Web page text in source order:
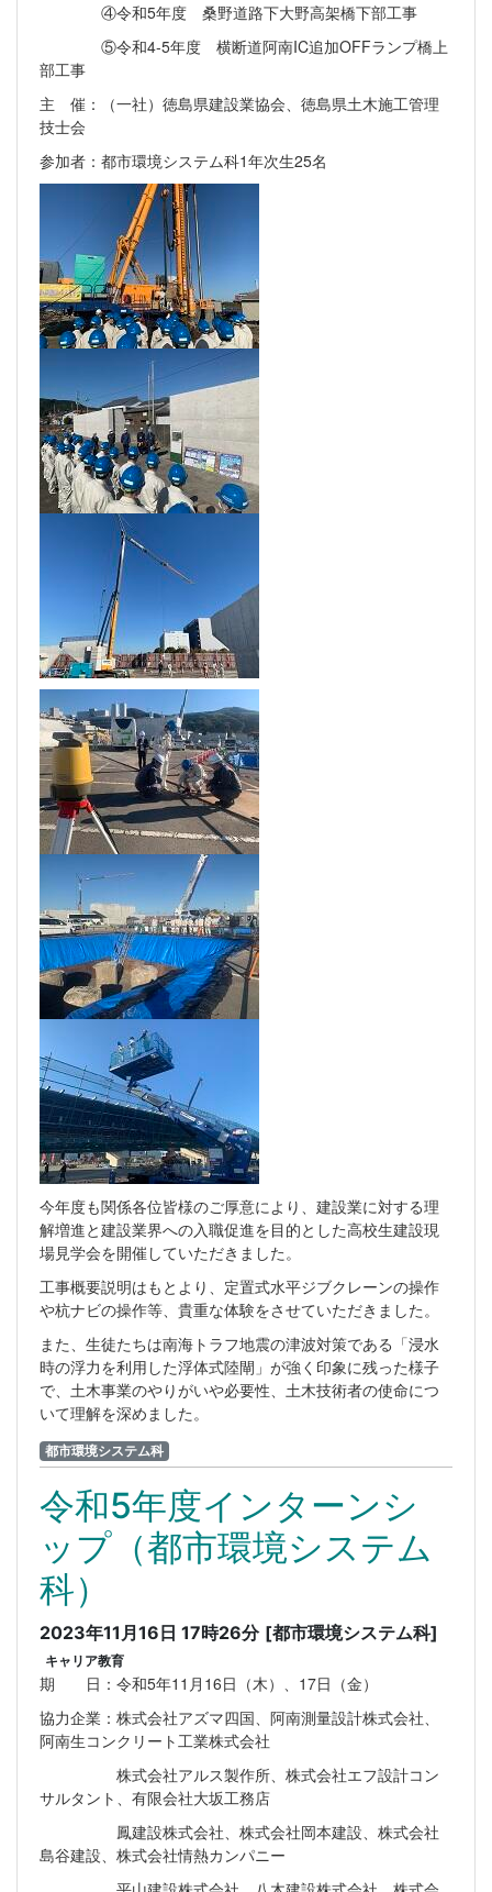
④令和5年度 桑野道路下大野高架橋下部工事
⑤令和4-5年度 横断道阿南IC追加OFFランプ橋上
部工事
主 催：（一社）徳島県建設業協会、徳島県土木施工管理
技士会
参加者：都市環境システム科1年次生25名
今年度も関係各位皆様のご厚意により、建設業に対する理
解増進と建設業界への入職促進を目的とした高校生建設現
場見学会を開催していただきました。
工事概要説明はもとより、定置式水平ジブクレーンの操作
や杭ナビの操作等、貴重な体験をさせていただきました。
また、生徒たちは南海トラフ地震の津波対策である「浸水
時の浮力を利用した浮体式陸閘」が強く印象に残った様子
で、土木事業のやりがいや必要性、土木技術者の使命につ
いて理解を深めました。
都市環境システム科
令和5年度インターンシ
ップ（都市環境システム
科）
2023年11月16日 17時26分 [都市環境システム科]
キャリア教育
期 日：令和5年11月16日（木）、17日（金）
協力企業：株式会社アズマ四国、阿南測量設計株式会社、
阿南生コンクリート工業株式会社
株式会社アルス製作所、株式会社エフ設計コン
サルタント、有限会社大坂工務店
鳳建設株式会社、株式会社岡本建設、株式会社
島谷建設、株式会社情熱カンパニー